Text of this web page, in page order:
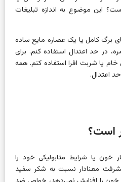
این موضوع به اندازه تبلیغات
برگ کامل یا یک عصاره مایع ساده
در حد اعتدال استفاده کنم. برای
یا شربت افرا استفاده کنم. همه
اعتدال.
است؟
خون یا شرایط متابولیکی خود را
معنادار نسبت به شکر سفید